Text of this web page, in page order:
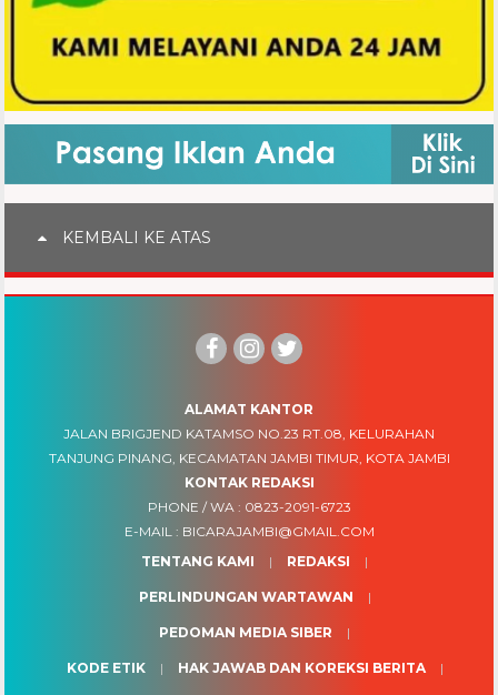
KEMBALI KE ATAS
ALAMAT KANTOR
JALAN BRIGJEND KATAMSO NO.23 RT.08, KELURAHAN
TANJUNG PINANG, KECAMATAN JAMBI TIMUR, KOTA JAMBI
KONTAK REDAKSI
PHONE / WA : 0823-2091-6723
E-MAIL : BICARAJAMBI@GMAIL.COM
TENTANG KAMI
REDAKSI
PERLINDUNGAN WARTAWAN
PEDOMAN MEDIA SIBER
KODE ETIK HAK JAWAB DAN KOREKSI BERITA